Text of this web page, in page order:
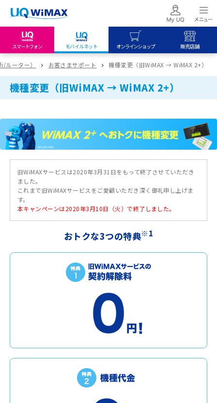
スマートフォン モバイルネット オンラインショップ 販売店舗
my UQ WiMAX
UQ WiMAX ご契約の方
My UQ mobile
データチャージサイト
UQ mobile
オンラインショップ
UQ WiMAX
UQ mobile
販売店舗
UQ WiMAX
ルーター） お客さまサポート 機種変更（旧WiMAX → WiMAX 2+）
機種変更（旧WiMAX → WiMAX 2+）
旧WiMAXサービスは2020年3月31日をもって終了させていただき
ました。
これまで旧WiMAXサービスをご愛顧いただき深く御礼申し上げま
す。
本キャンペーンは2020年3月10日（火）で終了しました。
おトクな3つの特典※1